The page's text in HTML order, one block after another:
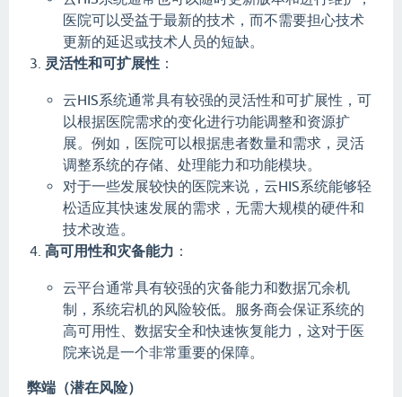
医院可以受益于最新的技术，而不需要担心技术
更新的延迟或技术人员的短缺。
灵活性和可扩展性 ：
云HIS系统通常具有较强的灵活性和可扩展性，可
以根据医院需求的变化进行功能调整和资源扩
展。例如，医院可以根据患者数量和需求，灵活
调整系统的存储、处理能力和功能模块。
对于一些发展较快的医院来说，云HIS系统能够轻
松适应其快速发展的需求，无需大规模的硬件和
技术改造。
高可用性和灾备能力 ：
云平台通常具有较强的灾备能力和数据冗余机
制，系统宕机的风险较低。服务商会保证系统的
高可用性、数据安全和快速恢复能力，这对于医
院来说是一个非常重要的保障。
弊端（潜在风险）